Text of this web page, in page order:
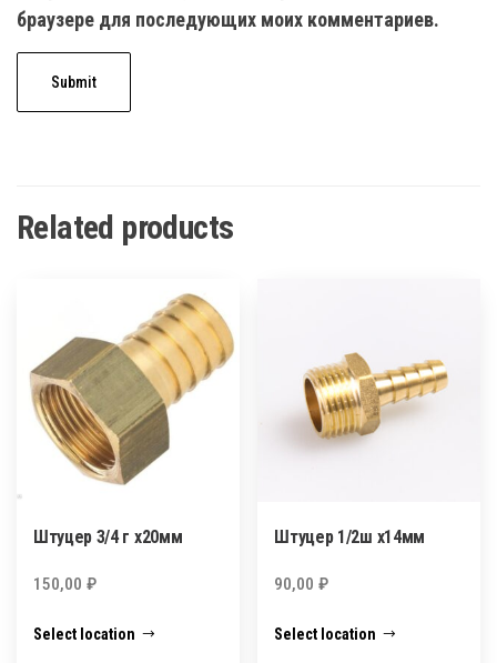
браузере для последующих моих комментариев.
Related products
Штуцер 3/4 г х20мм
150,00 ₽
Select location
Штуцер 1/2ш х14мм
90,00₽
Select location